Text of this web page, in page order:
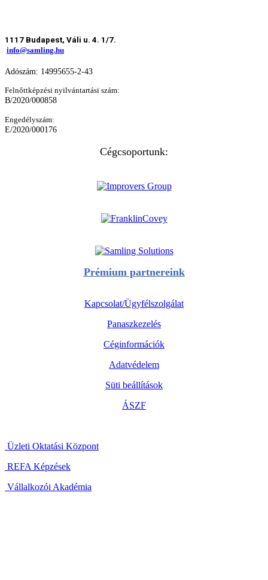
1117 Budapest, Váli u. 4. 1/7.
info@samling.hu
Adószám: 14995655-2-43
Felnőttképzési nyilvántartási szám:
B/2020/000858
Engedélyszám:
E/2020/000176
Cégcsoportunk:
Prémium partnereink
Kapcsolat/Ügyfélszolgálat
Panaszkezelés
Céginformációk
Adatvédelem
Süti beállítások
ÁSZF
Üzleti Oktatási Központ
REFA Képzések
Vállalkozói Akadémia